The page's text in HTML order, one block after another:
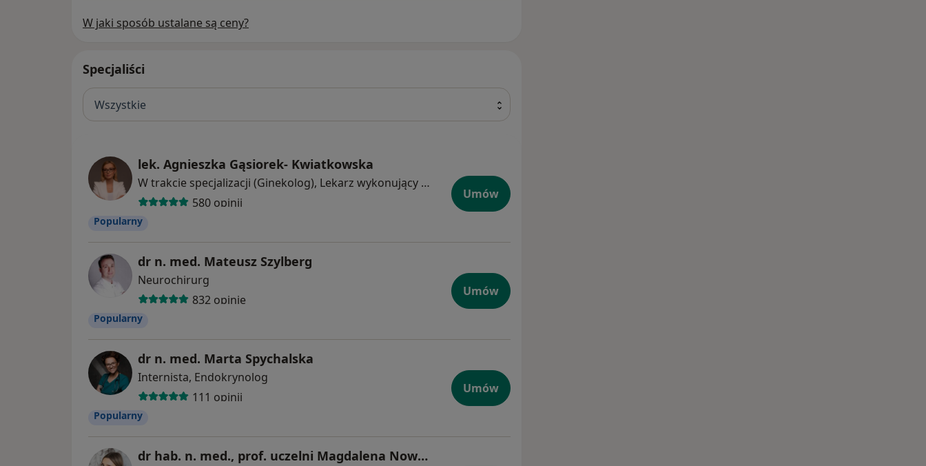
W jaki sposób ustalane są ceny?
Specjaliści
Wszystkie
lek. Agnieszka Gąsiorek- Kwiatkowska
W trakcie specjalizacji (Ginekolog), Lekarz wykonujący zabiegi medycyny estetycznej
580 opinii
Popularny
Umów
dr n. med. Mateusz Szylberg
Neurochirurg
832 opinie
Popularny
Umów
dr n. med. Marta Spychalska
Internista, Endokrynolog
111 opinii
Popularny
Umów
dr hab. n. med., prof. uczelni Magdalena Nowaczewska